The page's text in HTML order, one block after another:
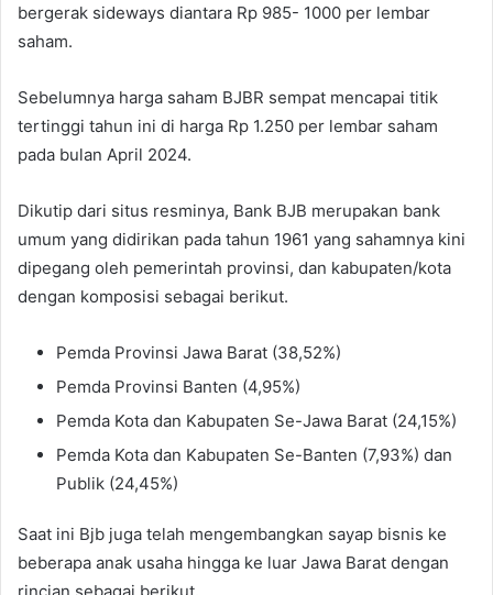
bergerak sideways diantara Rp 985- 1000 per lembar
saham.
Sebelumnya harga saham BJBR sempat mencapai titik
tertinggi tahun ini di harga Rp 1.250 per lembar saham
pada bulan April 2024.
Dikutip dari situs resminya, Bank BJB merupakan bank
umum yang didirikan pada tahun 1961 yang sahamnya kini
dipegang oleh pemerintah provinsi, dan kabupaten/kota
dengan komposisi sebagai berikut.
Pemda Provinsi Jawa Barat (38,52%)
Pemda Provinsi Banten (4,95%)
Pemda Kota dan Kabupaten Se-Jawa Barat (24,15%)
Pemda Kota dan Kabupaten Se-Banten (7,93%) dan
Publik (24,45%)
Saat ini Bjb juga telah mengembangkan sayap bisnis ke
beberapa anak usaha hingga ke luar Jawa Barat dengan